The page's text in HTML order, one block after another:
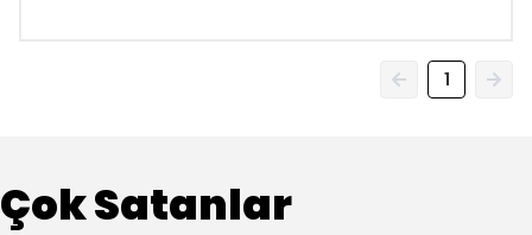
1
Çok Satanlar